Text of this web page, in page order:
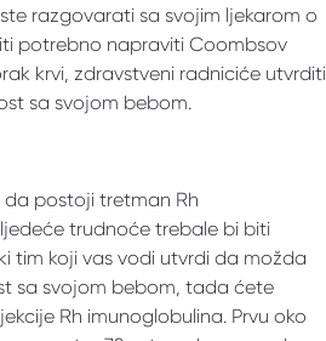
razgovarati sa svojim ljekarom o
potrebno napraviti Coombsov
krvi, zdravstveni radniciće utvrditi
sa svojom bebom.
da postoji tretman Rh
trudnoće trebale bi biti
tim koji vas vodi utvrdi da možda
sa svojom bebom, tada ćete
Rh imunoglobulina. Prvu oko